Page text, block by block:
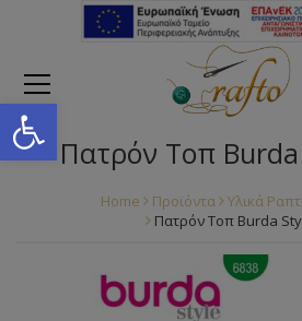
Open toolbar
Πατρόν Τοπ
Home Προϊόντα Υλικά
Πατρόν Τοπ Burda